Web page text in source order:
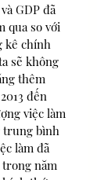
GDP đã
qua so với
kê chính
sẽ không
thêm
đến
việc làm
trung bình
làm đã
trong năm